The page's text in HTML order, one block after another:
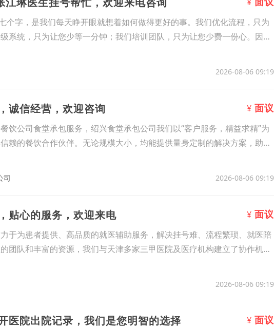
字，是我们每天睁开眼就想着如何做得更好的事。我们优化流程，只为
系统，只为让您少等一分钟；我们培训团队，只为让您少费一份心。因为
2026-08-06 09:19
诚信经营，欢迎咨询 ¥ 面议
饮公司食堂承包服务，绍兴食堂承包公司我们以“客户服务，精益求精”为
赖的餐饮合作伙伴。无论规模大小，均能提供量身定制的解决方案，助力
司 2026-08-06 09:19
贴心的服务，欢迎来电 ¥ 面议
于为患者提供、高品质的就医辅助服务，解决挂号难、流程繁琐、就医陪
团队和丰富的资源，我们与天津多家三甲医院及医疗机构建立了协作机
2026-08-06 09:19
医院出院记录，我们是您明智的选择 ¥ 面议